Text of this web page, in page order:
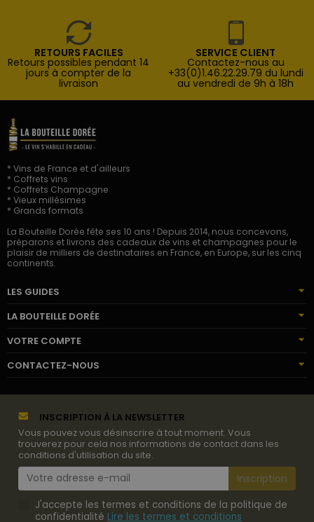
RETOURS FACILES
Retours possibles pendant 14
jours à compter de la
livraison
SERVICE CLIENT
Contactez-nous au
+33(0)1.46.22.29.79 du lundi
au vendredi de 9h à 18h
* Vins de France et d'ailleurs
* Coffrets vins
* Coffrets Champagne
* Vieux millésimes
* Grands formats
La Bouteille Dorée fête ses 10 ans ! Depuis 2014, nous concevons,
préparons et livrons des cadeaux de vins et champagnes pour le
plaisir de milliers de destinataires en France, en Europe, sur les cinq
continents.
LES GUIDES
LA BOUTEILLE DORÉE
VOTRE COMPTE
CONTACTEZ-NOUS
INSCRIPTION À LA NEWSLETTER
Vous pouvez vous désinscrire à tout moment. Vous
trouverez pour cela nos informations de contact dans les
conditions d'utilisation du site.
J'accepte les termes et conditions de la politique de
confidentialité Lire les termes et conditions